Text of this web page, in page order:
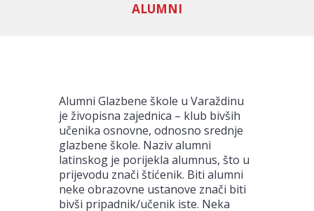
ALUMNI
Alumni Glazbene škole u Varaždinu
je živopisna zajednica – klub bivših
učenika osnovne, odnosno srednje
glazbene škole. Naziv alumni
latinskog je porijekla alumnus, što u
prijevodu znači štićenik. Biti alumni
neke obrazovne ustanove znači biti
bivši pripadnik/učenik iste. Neka